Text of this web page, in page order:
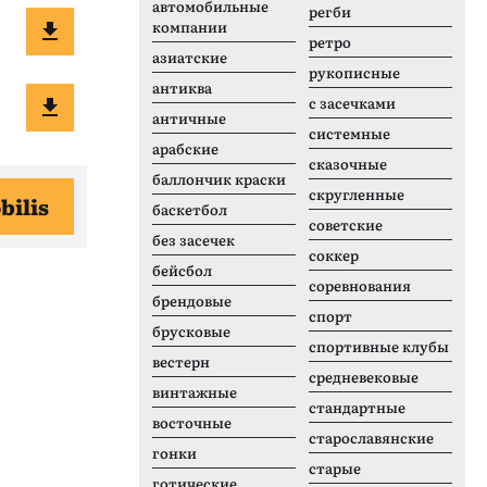
автомобильные
компании
азиатские
антиква
античные
арабские
баллончик краски
баскетбол
без засечек
бейсбол
брендовые
брусковые
вестерн
винтажные
восточные
гонки
регби
ретро
рукописные
с засечками
системные
сказочные
скругленные
советские
соккер
соревнования
спорт
спортивные клубы
средневековые
стандартные
старославянские
старые